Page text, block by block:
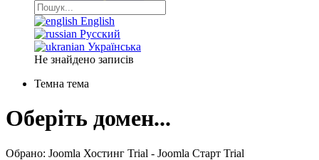
English
Русский
Українська
Не знайдено записів
Темна тема
Оберіть домен...
Обрано: Joomla Хостинг Trial - Joomla Старт Trial